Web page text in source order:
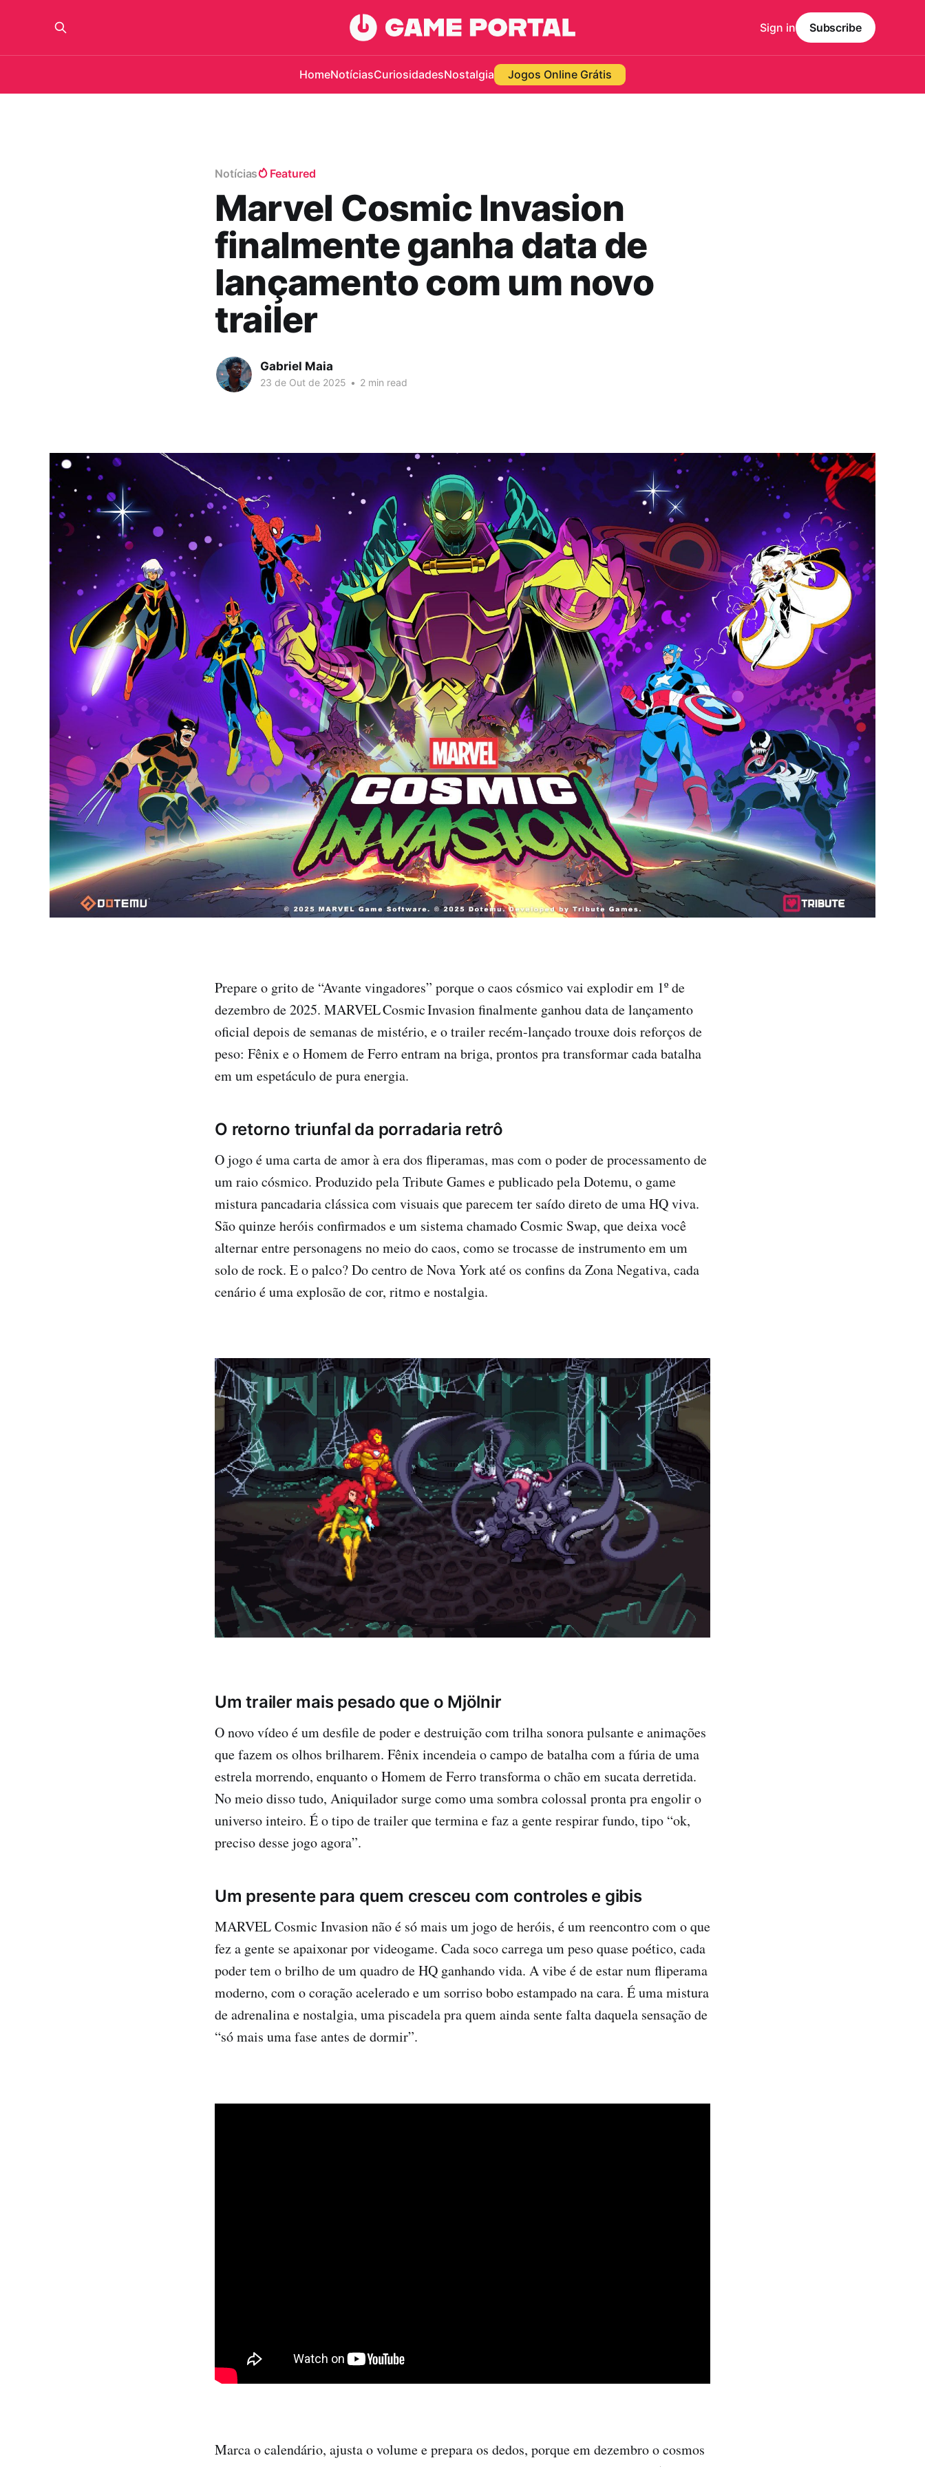
HomeNotíciasCuriosidadesNostalgia Jogos Online Grátis
Sign in Subscribe
Notícias Featured
Marvel Cosmic Invasion
finalmente ganha data de
lançamento com um novo
trailer
Gabriel Maia
23 de Out de 2025 • 2 min read
Prepare o grito de “Avante vingadores” porque o caos cósmico vai explodir em 1º de
dezembro de 2025. MARVEL Cosmic Invasion finalmente ganhou data de lançamento
oficial depois de semanas de mistério, e o trailer recém-lançado trouxe dois reforços de
peso: Fênix e o Homem de Ferro entram na briga, prontos pra transformar cada batalha
em um espetáculo de pura energia.
O retorno triunfal da porradaria retrô
O jogo é uma carta de amor à era dos fliperamas, mas com o poder de processamento de
um raio cósmico. Produzido pela Tribute Games e publicado pela Dotemu, o game
mistura pancadaria clássica com visuais que parecem ter saído direto de uma HQ viva.
São quinze heróis confirmados e um sistema chamado Cosmic Swap, que deixa você
alternar entre personagens no meio do caos, como se trocasse de instrumento em um
solo de rock. E o palco? Do centro de Nova York até os confins da Zona Negativa, cada
cenário é uma explosão de cor, ritmo e nostalgia.
Um trailer mais pesado que o Mjölnir
O novo vídeo é um desfile de poder e destruição com trilha sonora pulsante e animações
que fazem os olhos brilharem. Fênix incendeia o campo de batalha com a fúria de uma
estrela morrendo, enquanto o Homem de Ferro transforma o chão em sucata derretida.
No meio disso tudo, Aniquilador surge como uma sombra colossal pronta pra engolir o
universo inteiro. É o tipo de trailer que termina e faz a gente respirar fundo, tipo “ok,
preciso desse jogo agora”.
Um presente para quem cresceu com controles e gibis
MARVEL Cosmic Invasion não é só mais um jogo de heróis, é um reencontro com o que
fez a gente se apaixonar por videogame. Cada soco carrega um peso quase poético, cada
poder tem o brilho de um quadro de HQ ganhando vida. A vibe é de estar num fliperama
moderno, com o coração acelerado e um sorriso bobo estampado na cara. É uma mistura
de adrenalina e nostalgia, uma piscadela pra quem ainda sente falta daquela sensação de
“só mais uma fase antes de dormir”.
Marca o calendário, ajusta o volume e prepara os dedos, porque em dezembro o cosmos